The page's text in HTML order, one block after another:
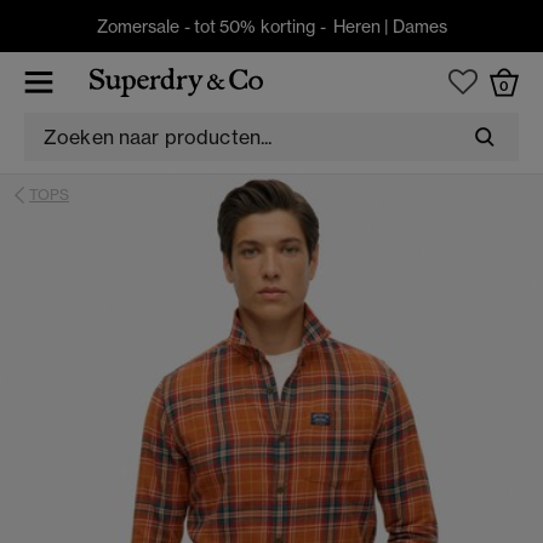
Zomersale - tot 50% korting - Heren | Dames
0
TOPS